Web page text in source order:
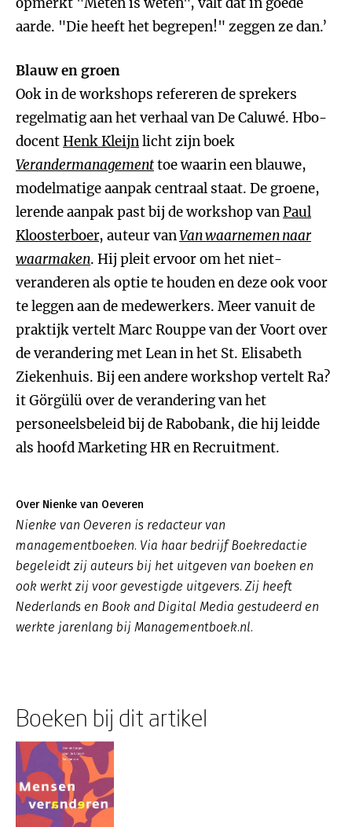
aarde. "Die heeft het begrepen!" zeggen ze dan.’
Blauw en groen
Ook in de workshops refereren de sprekers
regelmatig aan het verhaal van De Caluwé. Hbo-
docentHenk Kleijnlicht zijn boek
Verandermanagementtoe waarin een blauwe,
modelmatige aanpak centraal staat. De groene,
lerende aanpak past bij de workshop vanPaul
Kloosterboer, auteur vanVan waarnemen naar
waarmaken. Hij pleit ervoor om het niet-
veranderen als optie te houden en deze ook voor
te leggen aan de medewerkers. Meer vanuit de
praktijk vertelt Marc Rouppe van der Voort over
de verandering met Lean in het St. Elisabeth
Ziekenhuis. Bij een andere workshop vertelt Ra?
it Görgülü over de verandering van het
personeelsbeleid bij de Rabobank, die hij leidde
als hoofd Marketing HR en Recruitment.
Over Nienke van Oeveren
Nienke van Oeveren is redacteur van
managementboeken. Via haar bedrijf Boekredactie
begeleidt zij auteurs bij het uitgeven van boeken en
ook werkt zij voor gevestigde uitgevers. Zij heeft
Nederlands en Book and Digital Media gestudeerd en
werkte jarenlang bij Managementboek.nl.
Boeken bij dit artikel